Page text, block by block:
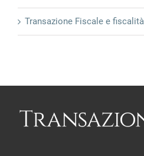
Transazione Fiscale e